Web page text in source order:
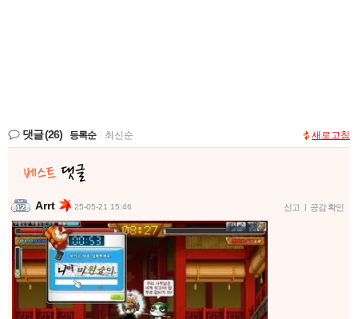
댓글(26) 등록순 최신순 새로고침
Arrt 25-05-21 15:46 신고 | 공감 확인